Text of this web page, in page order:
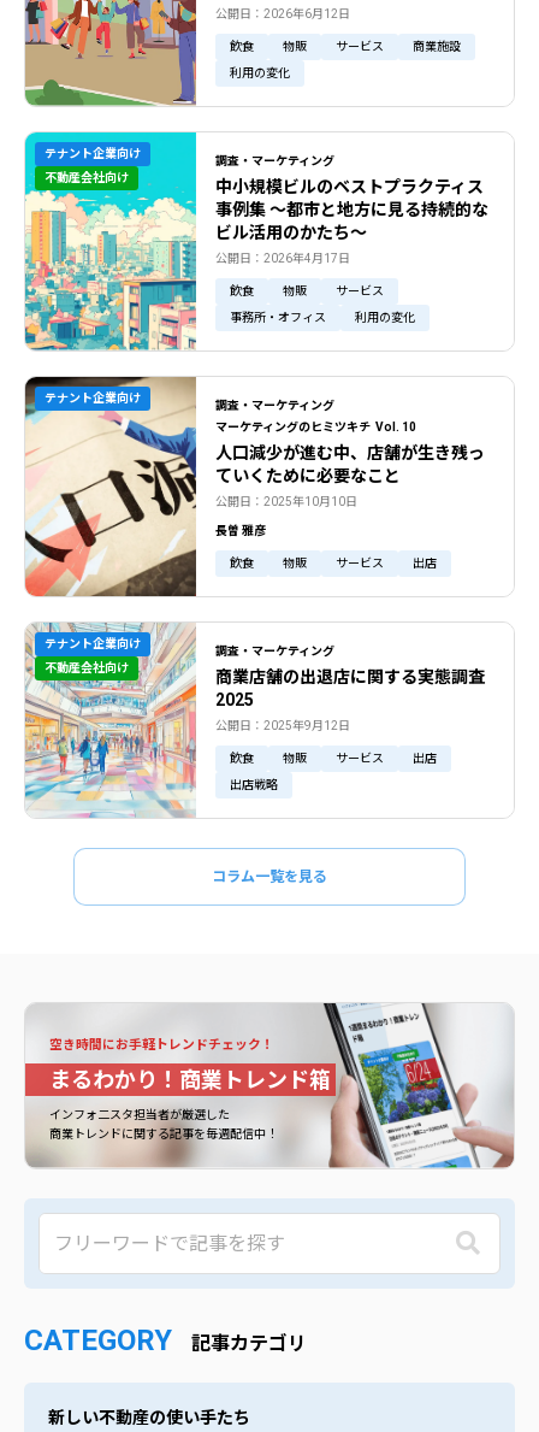
公開日：2026年6月12日
飲食 物販 サービス
商業施設
利用の変化
調査・マーケティング
中小規模ビルのベストプラクティス
事例集 ～都市と地方に見る持続的な
ビル活用のかたち～
公開日：2026年4月17日
飲食 物販
サービス
事務所・オフィス
利用の変化
テナント企業向け
不動産会社向け
調査・マーケティング
マーケティングのヒミツキチ Vol. 10
人口減少が進む中、店舗が生き残っ
ていくために必要なこと
公開日：2025年10月10日
長曽 雅彦
飲食 物販 サービス 出店
テナント企業向け
調査・マーケティング
商業店舗の出退店に関する実態調査
2025
公開日：2025年9月12日
飲食 物販 サービス
出店
出店戦略
テナント企業向け
不動産会社向け
コラム一覧を見る
空き時間にお手軽トレンドチェック！
まるわかり！商業トレンド箱
インフォ二スタ担当者が厳選した
商業トレンドに関する記事を毎週配信中！
CATEGORY 記事カテゴリ
新しい不動産の使い手たち